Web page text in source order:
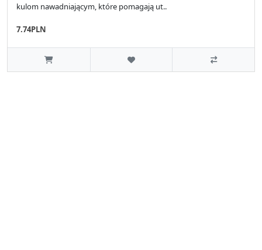
kulom nawadniającym, które pomagają ut..
7.74PLN